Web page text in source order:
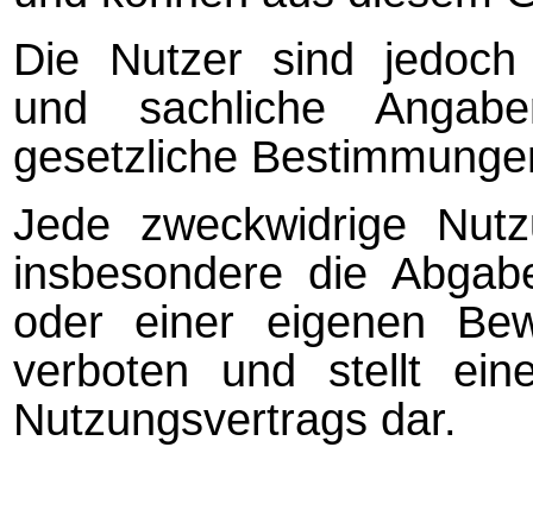
Die Nutzer sind jedoch
und sachliche
gesetzliche
Jede zweckwidrige
insbesondere die
oder einer eigenen
verboten und stellt
Nutzungsvertrags dar.